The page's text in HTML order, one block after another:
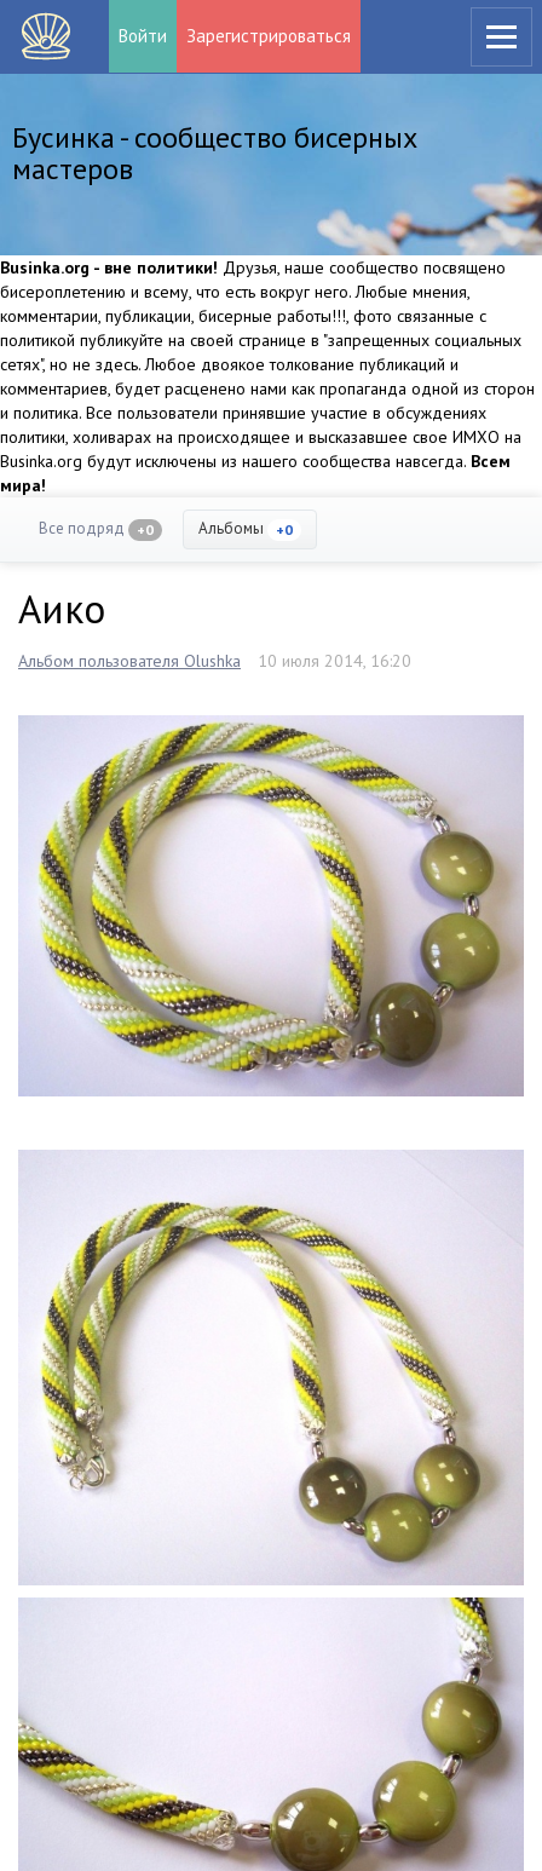
Войти Зарегистрироваться
Бусинка - сообщество бисерных
мастеров
Businka.org - вне политики! Друзья, наше сообщество посвящено
бисероплетению и всему, что есть вокруг него. Любые мнения,
комментарии, публикации, бисерные работы!!!, фото связанные с
политикой публикуйте на своей странице в "запрещенных социальных
сетях", но не здесь. Любое двоякое толкование публикаций и
комментариев, будет расценено нами как пропаганда одной из сторон
и политика. Все пользователи принявшие участие в обсуждениях
политики, холиварах на происходящее и высказавшее свое ИМХО на
Businka.org будут исключены из нашего сообщества навсегда. Всем
мира!
Все подряд +0 Альбомы +0
Аико
Альбом пользователя Olushka 10 июля 2014, 16:20